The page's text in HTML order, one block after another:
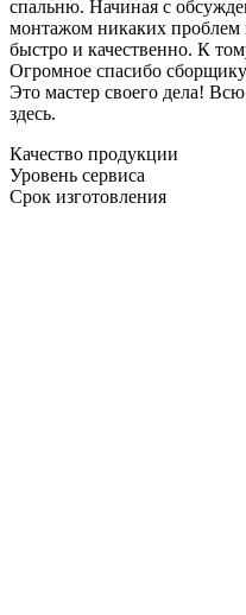
спальню. Начиная с
монтажом никаких проблем
быстро и качественно. К
Огромное спасибо сборщику
Это мастер своего дела! Всю
здесь.
Качество продукции
Уровень сервиса
Срок изготовления